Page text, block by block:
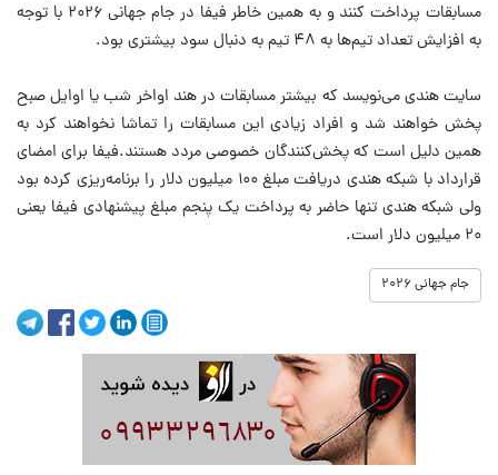
مسابقات پرداخت کنند و به همین خاطر فیفا در جام جهانی ۲۰۲۶ با توجه
به افزایش تعداد تیم‌ها به ۴۸ تیم به دنبال سود بیشتری بود.
سایت هندی می‌نویسد که بیشتر مسابقات در هند اواخر شب یا اوایل صبح
پخش خواهند شد و افراد زیادی این مسابقات را تماشا نخواهند کرد به
همین دلیل است که پخش‌کنندگان خصوصی مردد هستند.فیفا برای امضای
قرارداد با شبکه هندی دریافت مبلغ ۱۰۰ میلیون دلار را برنامه‌ریزی کرده بود
ولی شبکه هندی تنها حاضر به پرداخت یک پنجم مبلغ پیشنهادی فیفا یعنی
۲۰ میلیون دلار است.
جام جهانی ۲۰۲۶